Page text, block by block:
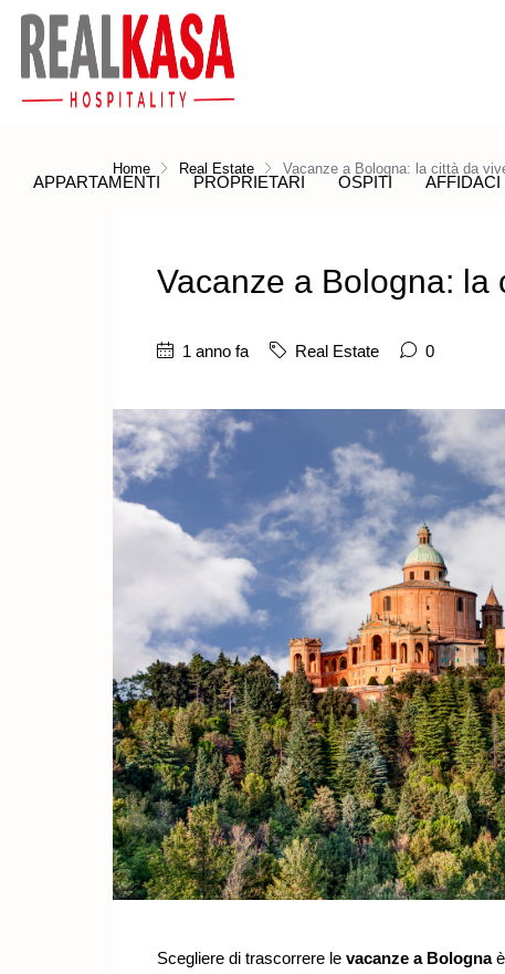
APPARTAMENTI PROPRIETARI OSPITI AFFIDACI
Home Real Estate Vacanze a Bologna: la città da
Vacanze a Bologna: la
1 anno fa Real Estate 0
Scegliere di trascorrere le vacanze a Bolognaè